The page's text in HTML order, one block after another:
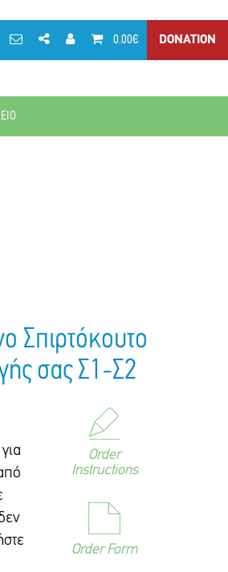
0.00€ DONATION
Σπιρτόκουτο
σας Σ1-Σ2
Order
Instructions
Order Form